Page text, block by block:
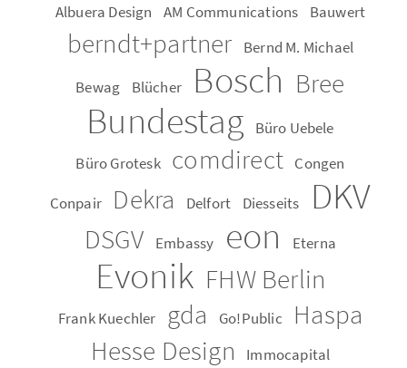
Al­bue­ra De­sign
AM Com­mu­ni­ca­ti­ons Bau­wert
berndt+part­ner Bernd M. Mi­cha­el
Bewag Blü­cher Bosch Bree
Bun­des­tag
Büro Ue­be­le
Büro Gro­tesk
com­di­rect Con­gen
Con­pair Dekra Del­fort Dies­seits DKV
DSGV Em­bas­sy eon Eter­na
Evo­nik FHW Ber­lin
Frank Ku­ech­ler gda Go!Pu­blic
Haspa
Hesse De­sign
Im­mo­ca­pi­tal